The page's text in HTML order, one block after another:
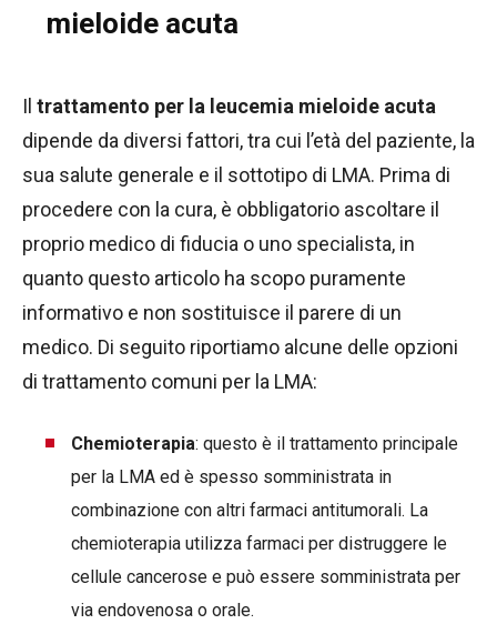
mieloide acuta
Il trattamento per la leucemia mieloide acuta
dipende da diversi fattori, tra cui l’età del paziente, la
sua salute generale e il sottotipo di LMA. Prima di
procedere con la cura, è obbligatorio ascoltare il
proprio medico di fiducia o uno specialista, in
quanto questo articolo ha scopo puramente
informativo e non sostituisce il parere di un
medico. Di seguito riportiamo alcune delle opzioni
di trattamento comuni per la LMA:
Chemioterapia: questo è il trattamento principale
per la LMA ed è spesso somministrata in
combinazione con altri farmaci antitumorali. La
chemioterapia utilizza farmaci per distruggere le
cellule cancerose e può essere somministrata per
via endovenosa o orale.